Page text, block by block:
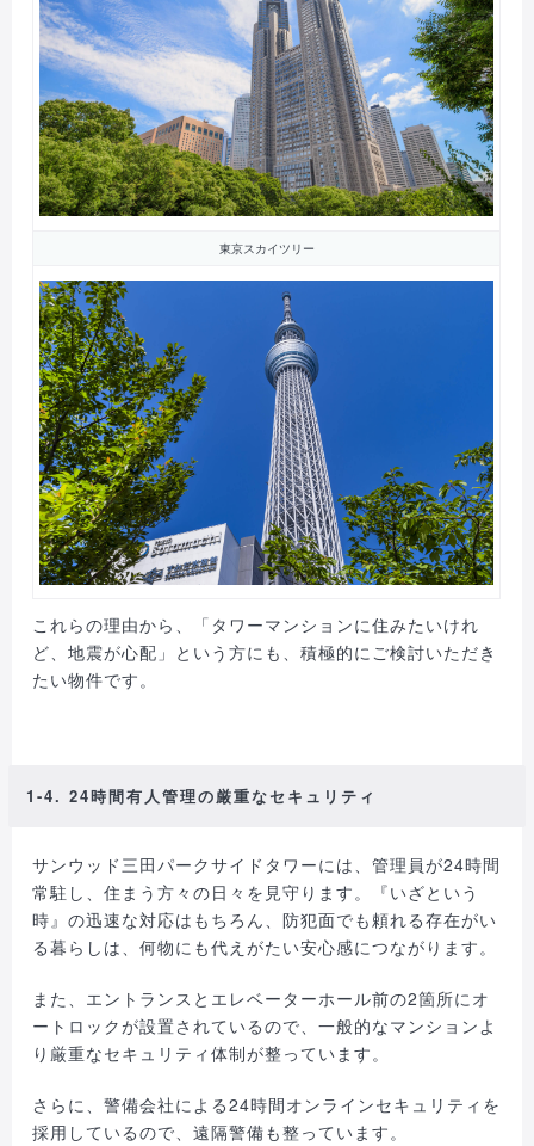
東京スカイツリー
これらの理由から、「タワーマンションに住みたいけれ
ど、地震が心配」という方にも、積極的にご検討いただき
たい物件です。
1-4. 24時間有人管理の厳重なセキュリティ
サンウッド三田パークサイドタワーには、管理員が24時間
常駐し、住まう方々の日々を見守ります。『いざという
時』の迅速な対応はもちろん、防犯面でも頼れる存在がい
る暮らしは、何物にも代えがたい安心感につながります。
また、エントランスとエレベーターホール前の2箇所にオ
ートロックが設置されているので、一般的なマンションよ
り厳重なセキュリティ体制が整っています。
さらに、警備会社による24時間オンラインセキュリティを
採用しているので、遠隔警備も整っています。